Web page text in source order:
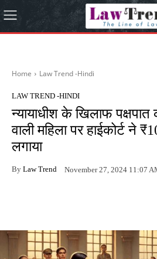
Home Law Trend -Hindi
LAW TREND -HINDI
न्यायाधीश के खिलाफ
वाली महिला पर हाईकोर्ट ने
लगाया
By Law Trend November 27, 2024 11:07